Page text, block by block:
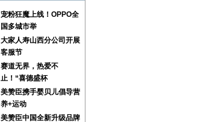
宠粉狂魔上线！OPPO全
国多城市举
大家人寿山西分公司开展
客服节
赛道无界，热爱不
止！“喜德盛杯
美赞臣携手婴贝儿倡导营
养+运动
美赞臣中国全新升级品牌